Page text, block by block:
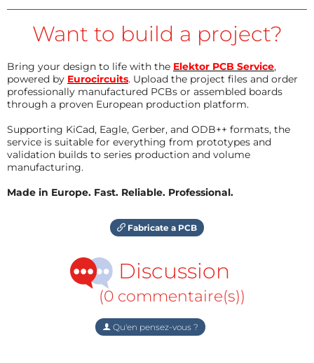
Want to build a project?
Bring your design to life with the Elektor PCB Service,
powered by Eurocircuits. Upload the project files and order
professionally manufactured PCBs or assembled boards
through a proven European production platform.
Supporting KiCad, Eagle, Gerber, and ODB++ formats, the
service is suitable for everything from prototypes and
validation builds to series production and volume
manufacturing.
Made in Europe. Fast. Reliable. Professional.
Fabricate a PCB
Discussion
(0 commentaire(s))
Qu'en pensez-vous ?